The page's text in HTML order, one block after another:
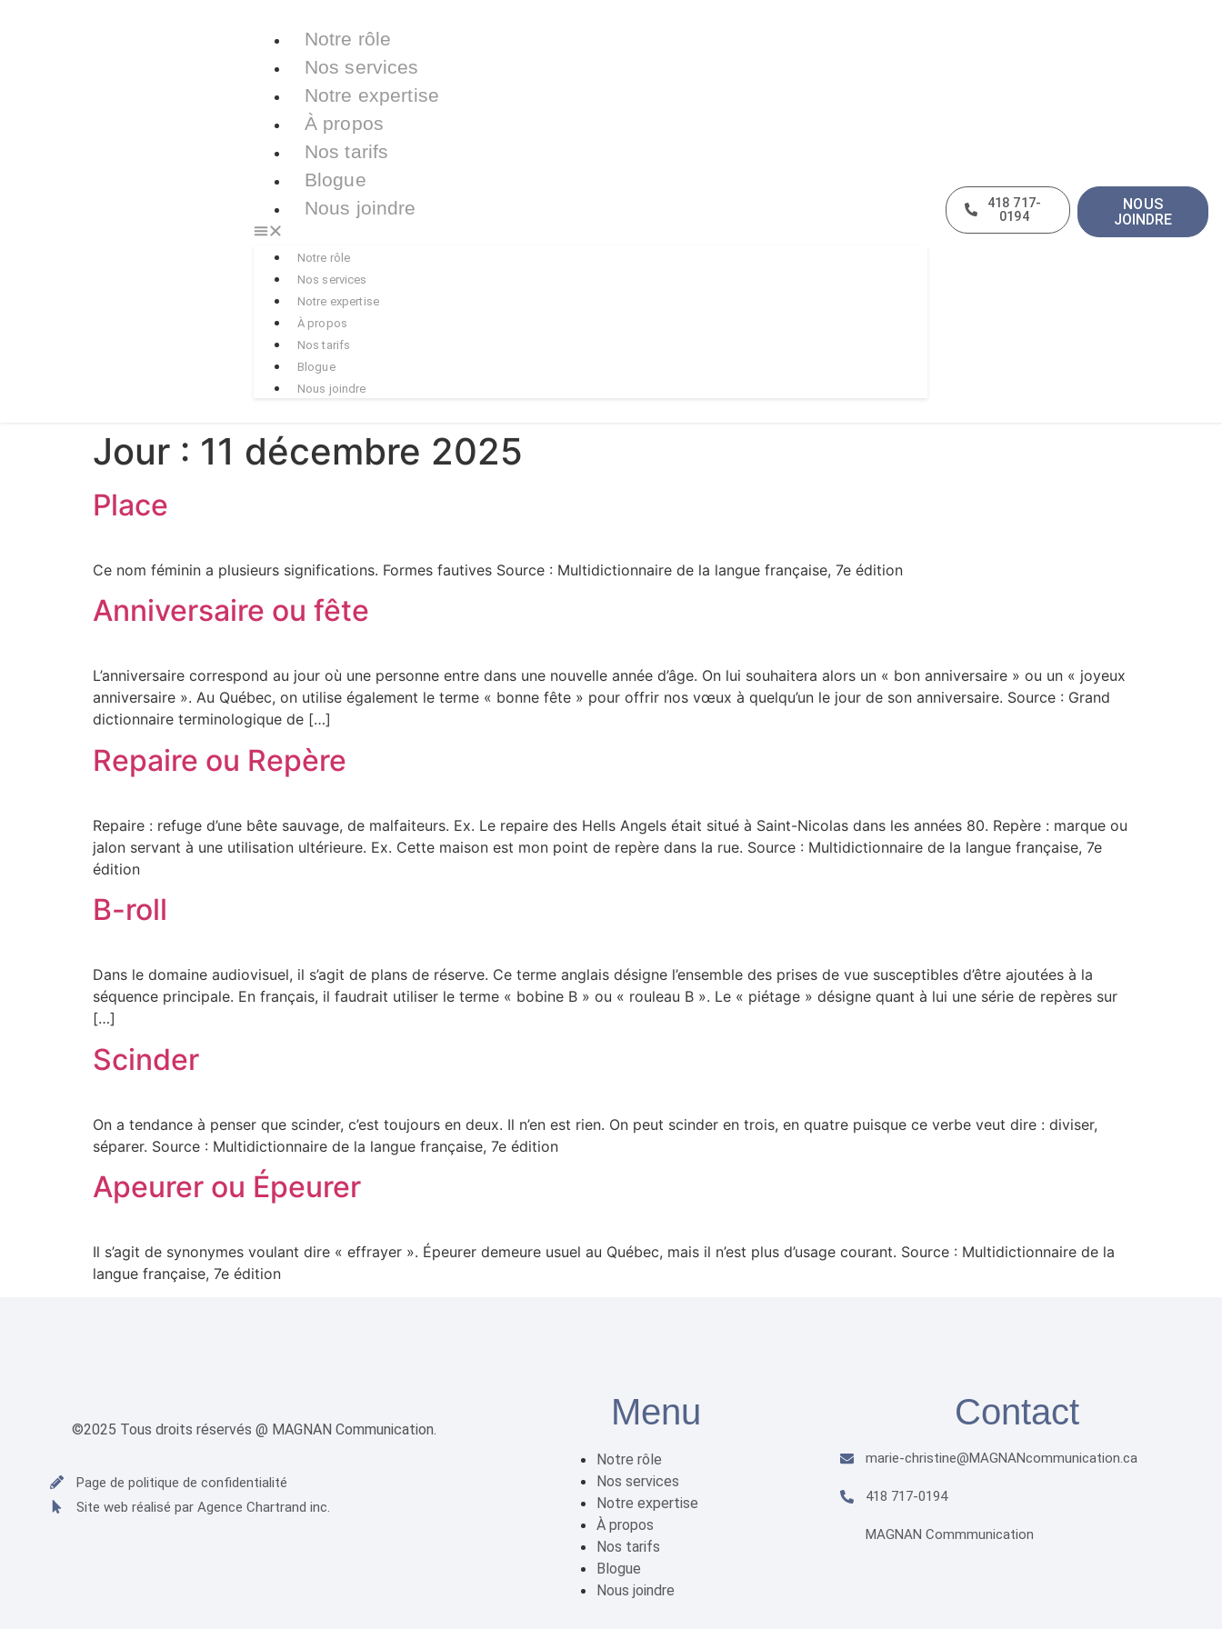
Notre rôle
Nos services
Notre expertise
À propos
Nos tarifs
Blogue
Nous joindre
Notre rôle
Nos services
Notre expertise
À propos
Nos tarifs
Blogue
Nous joindre
418 717-
0194
NOUS
JOINDRE
Jour : 11 décembre 2025
Place
Ce nom féminin a plusieurs significations. Formes fautives Source : Multidictionnaire de la langue française, 7e édition
Anniversaire ou fête
L’anniversaire correspond au jour où une personne entre dans une nouvelle année d’âge. On lui souhaitera alors un « bon anniversaire » ou un « joyeux
anniversaire ». Au Québec, on utilise également le terme « bonne fête » pour offrir nos vœux à quelqu’un le jour de son anniversaire. Source : Grand
dictionnaire terminologique de […]
Repaire ou Repère
Repaire : refuge d’une bête sauvage, de malfaiteurs. Ex. Le repaire des Hells Angels était situé à Saint-Nicolas dans les années 80. Repère : marque ou
jalon servant à une utilisation ultérieure. Ex. Cette maison est mon point de repère dans la rue. Source : Multidictionnaire de la langue française, 7e
édition
B-roll
Dans le domaine audiovisuel, il s’agit de plans de réserve. Ce terme anglais désigne l’ensemble des prises de vue susceptibles d’être ajoutées à la
séquence principale. En français, il faudrait utiliser le terme « bobine B » ou « rouleau B ». Le « piétage » désigne quant à lui une série de repères sur
[…]
Scinder
On a tendance à penser que scinder, c’est toujours en deux. Il n’en est rien. On peut scinder en trois, en quatre puisque ce verbe veut dire : diviser,
séparer. Source : Multidictionnaire de la langue française, 7e édition
Apeurer ou Épeurer
Il s’agit de synonymes voulant dire « effrayer ». Épeurer demeure usuel au Québec, mais il n’est plus d’usage courant. Source : Multidictionnaire de la
langue française, 7e édition
©2025 Tous droits réservés @ MAGNAN Communication.
Page de politique de confidentialité
Site web réalisé par Agence Chartrand inc.
Menu
Notre rôle
Nos services
Notre expertise
À propos
Nos tarifs
Blogue
Nous joindre
Contact
marie-christine@MAGNANcommunication.ca​
418 717-0194
MAGNAN Commmunication